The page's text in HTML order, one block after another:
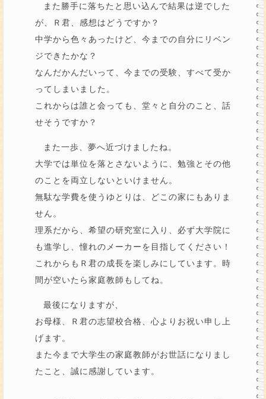
また勝手に落ちたと思い込んで結果は逆でした
が、Ｒ君、感想はどうですか？
中学から色々あったけど、今までの自分にリベン
ジできたかな？
なんだかんだいって、今までの受験、すべて受か
ってしまいました。
これからは誰と会っても、堂々と自分のこと、話
せそうですか？
また一歩、夢へ近づけましたね。
大学では単位を落とさないように、勉強とその他
のことを両立しないといけません。
無駄な学費を使うゆとりは、どこの家にもありま
せん。
理系だから、希望の研究室に入り、必ず大学院に
も進学し、憧れのメーカーを目指してください！
これからもＲ君の成長を楽しみにしています。時
間が空いたら家庭教師もしてね。
最後になりますが、
お母様、Ｒ君の志望校合格、心よりお祝い申し上
げます。
また今まで大学生の家庭教師がお世話になりまし
たこと、誠に感謝しています。